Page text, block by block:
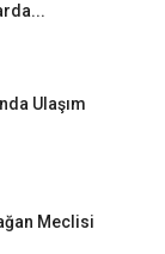
Ulaşım
Meclisi